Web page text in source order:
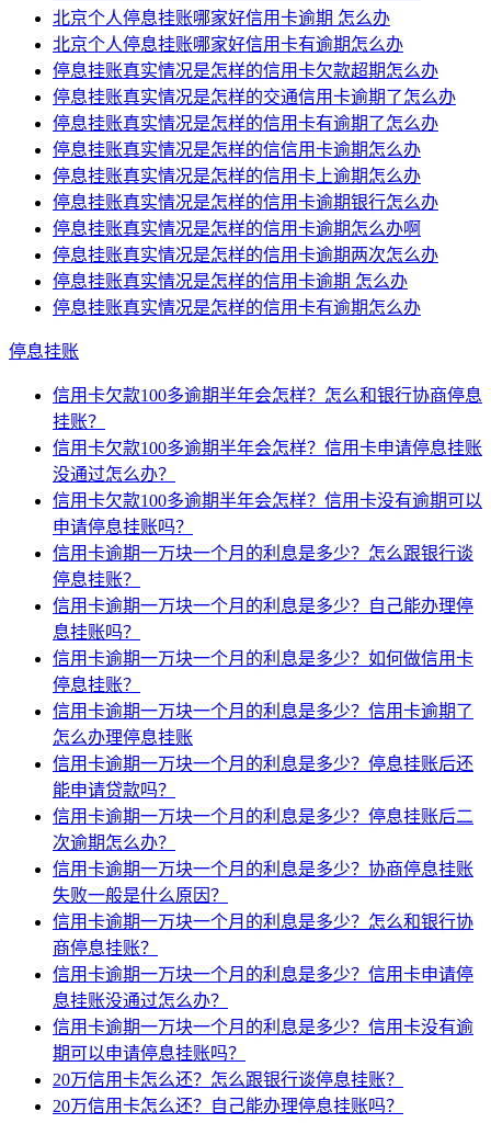
北京个人停息挂账哪家好信用卡逾期 怎么办
北京个人停息挂账哪家好信用卡有逾期怎么办
停息挂账真实情况是怎样的信用卡欠款超期怎么办
停息挂账真实情况是怎样的交通信用卡逾期了怎么办
停息挂账真实情况是怎样的信用卡有逾期了怎么办
停息挂账真实情况是怎样的信信用卡逾期怎么办
停息挂账真实情况是怎样的信用卡上逾期怎么办
停息挂账真实情况是怎样的信用卡逾期银行怎么办
停息挂账真实情况是怎样的信用卡逾期怎么办啊
停息挂账真实情况是怎样的信用卡逾期两次怎么办
停息挂账真实情况是怎样的信用卡逾期 怎么办
停息挂账真实情况是怎样的信用卡有逾期怎么办
停息挂账
信用卡欠款100多逾期半年会怎样？怎么和银行协商停息
挂账？
信用卡欠款100多逾期半年会怎样？信用卡申请停息挂账
没通过怎么办？
信用卡欠款100多逾期半年会怎样？信用卡没有逾期可以
申请停息挂账吗？
信用卡逾期一万块一个月的利息是多少？怎么跟银行谈
停息挂账？
信用卡逾期一万块一个月的利息是多少？自己能办理停
息挂账吗？
信用卡逾期一万块一个月的利息是多少？如何做信用卡
停息挂账？
信用卡逾期一万块一个月的利息是多少？信用卡逾期了
怎么办理停息挂账
信用卡逾期一万块一个月的利息是多少？停息挂账后还
能申请贷款吗？
信用卡逾期一万块一个月的利息是多少？停息挂账后二
次逾期怎么办？
信用卡逾期一万块一个月的利息是多少？协商停息挂账
失败一般是什么原因？
信用卡逾期一万块一个月的利息是多少？怎么和银行协
商停息挂账？
信用卡逾期一万块一个月的利息是多少？信用卡申请停
息挂账没通过怎么办？
信用卡逾期一万块一个月的利息是多少？信用卡没有逾
期可以申请停息挂账吗？
20万信用卡怎么还？怎么跟银行谈停息挂账？
20万信用卡怎么还？自己能办理停息挂账吗？